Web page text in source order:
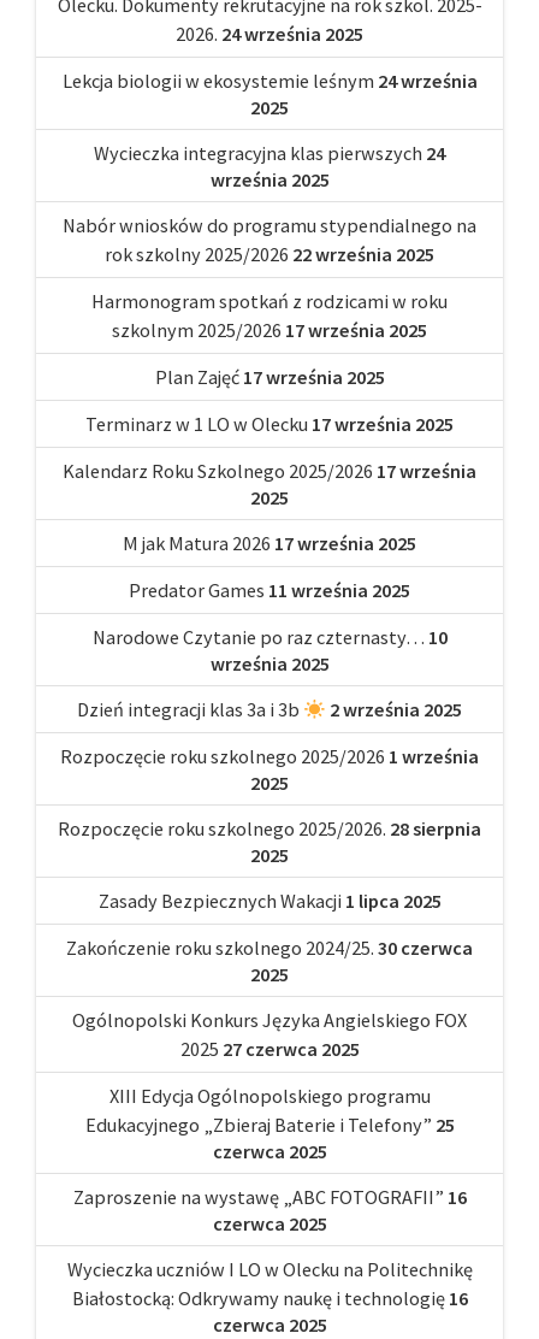
Olecku. Dokumenty rekrutacyjne na rok szkol. 2025-
2026. 24 września 2025
Lekcja biologii w ekosystemie leśnym 24 września
2025
Wycieczka integracyjna klas pierwszych 24
września 2025
Nabór wniosków do programu stypendialnego na
rok szkolny 2025/2026 22 września 2025
Harmonogram spotkań z rodzicami w roku
szkolnym 2025/2026 17 września 2025
Plan Zajęć 17 września 2025
Terminarz w 1 LO w Olecku 17 września 2025
Kalendarz Roku Szkolnego 2025/2026 17 września
2025
M jak Matura 2026 17 września 2025
Predator Games 11 września 2025
Narodowe Czytanie po raz czternasty… 10
września 2025
Dzień integracji klas 3a i 3b
2 września 2025
Rozpoczęcie roku szkolnego 2025/2026 1 września
2025
Rozpoczęcie roku szkolnego 2025/2026. 28 sierpnia
2025
Zasady Bezpiecznych Wakacji 1 lipca 2025
Zakończenie roku szkolnego 2024/25. 30 czerwca
2025
Ogólnopolski Konkurs Języka Angielskiego FOX
2025 27 czerwca 2025
XIII Edycja Ogólnopolskiego programu
Edukacyjnego „Zbieraj Baterie i Telefony” 25
czerwca 2025
Zaproszenie na wystawę „ABC FOTOGRAFII” 16
czerwca 2025
Wycieczka uczniów I LO w Olecku na Politechnikę
Białostocką: Odkrywamy naukę i technologię 16
czerwca 2025